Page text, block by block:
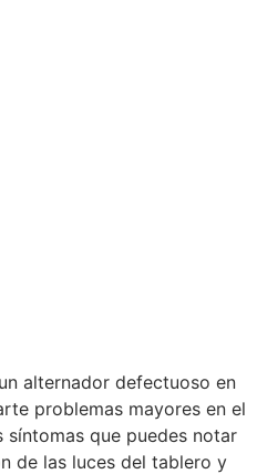
alternador defectuoso en
problemas mayores en el
que puedes notar
de las luces del tablero y